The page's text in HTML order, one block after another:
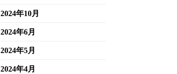
2024年10月
2024年6月
2024年5月
2024年4月